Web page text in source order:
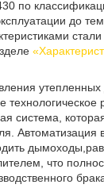
по
до
технологическое
система,
Автоматизация
что